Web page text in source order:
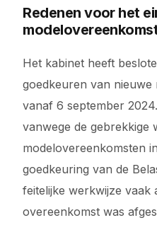
Redenen voor het
Het kabinet heeft
goedkeuren van
vanaf 6 september
vanwege de gebrekkige
modelovereenkomsten
goedkeuring van de
feitelijke werkwijze vaak
overeenkomst was